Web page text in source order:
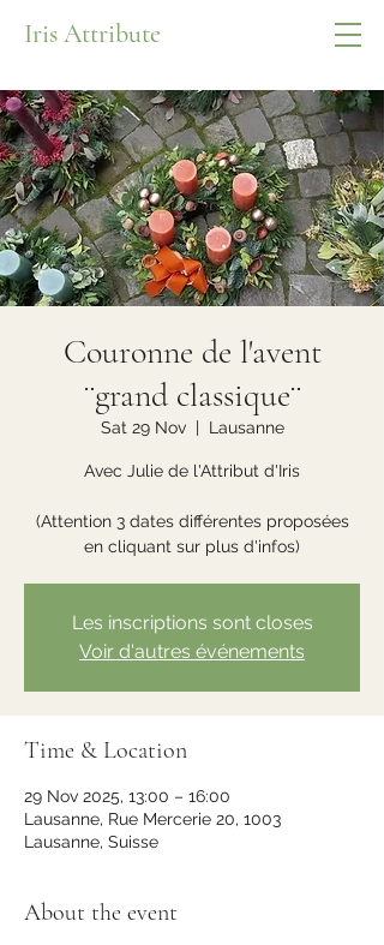
Iris Attribute
Couronne de l'avent
¨grand classique¨
Sat 29 Nov
  |
Lausanne
Avec Julie de l'Attribut d'Iris
(Attention 3 dates différentes proposées
en cliquant sur plus d'infos)
Les inscriptions sont closes
Voir d'autres événements
Time & Location
29 Nov 2025, 13:00 – 16:00
Lausanne, Rue Mercerie 20, 1003
Lausanne, Suisse
About the event